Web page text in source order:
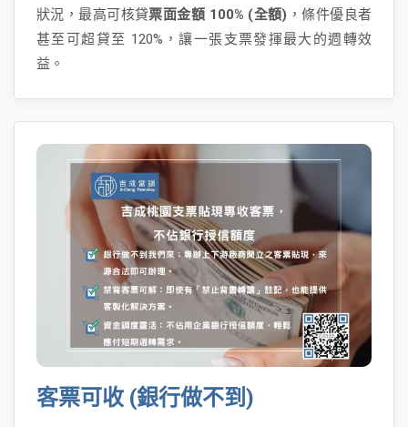
狀況，最高可核貸票面金額 100% (全額) ，條件優良者
甚至可超貸至 120%，讓一張支票發揮最大的週轉效
益。
客票可收 (銀行做不到)